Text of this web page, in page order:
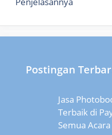
Postingan
Jasa
Terbaik di
Semua Acara